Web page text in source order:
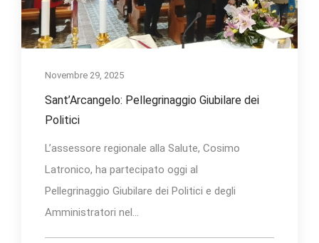
Novembre 29, 2025
Sant’Arcangelo: Pellegrinaggio Giubilare dei
Politici
L’assessore regionale alla Salute, Cosimo
Latronico, ha partecipato oggi al
Pellegrinaggio Giubilare dei Politici e degli
Amministratori nel...